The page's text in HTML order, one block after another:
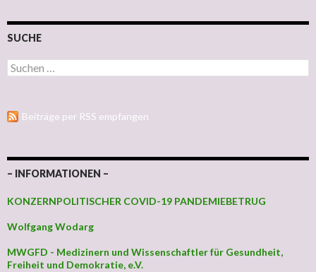
SUCHE
Suchen nach:
Beiträge per RSS empfangen
– INFORMATIONEN –
KONZERNPOLITISCHER COVID-19 PANDEMIEBETRUG
Wolfgang Wodarg
MWGFD - Medizinern und Wissenschaftler für Gesundheit,
Freiheit und Demokratie, e.V.